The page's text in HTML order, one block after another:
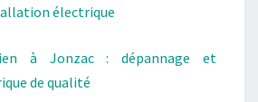
électrique
à Jonzac : dépannage et
de qualité